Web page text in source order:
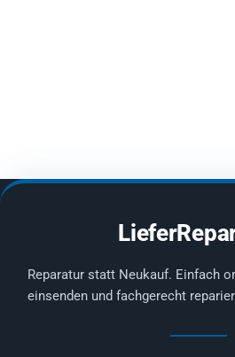
Reparatur statt Neukauf. Einfach
einsenden und fachgerecht